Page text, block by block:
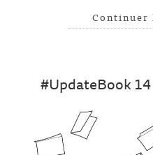
Continuer
#UpdateBook